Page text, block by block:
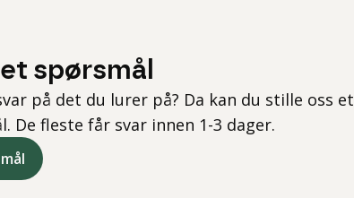
spørsmål
på det du lurer på? Da kan du stille oss et
De fleste får svar innen 1-3 dager.